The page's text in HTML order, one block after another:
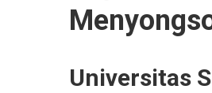
Universitas